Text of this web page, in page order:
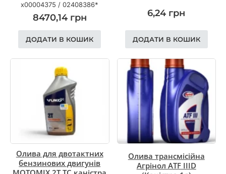
x00004375 /02408386*
8470,14 грн
ДОДАТИ В КОШИК
6,24 грн
ДОДАТИ В КОШИК
Олива для двотактних
бензинових двигунів
Олива трансмісійна
Агрінол ATF IІID